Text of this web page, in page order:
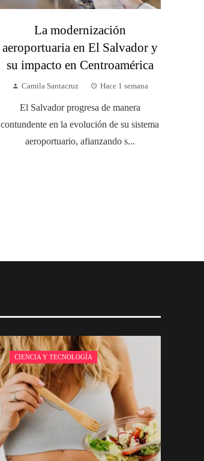
La modernización
aeroportuaria en El Salvador y
su impacto en Centroamérica
Camila Santacruz Hace 1 semana
El Salvador progresa de manera
contundente en la evolución de su sistema
aeroportuario, afianzando s...
CIENCIA Y TECNOLOGÍA